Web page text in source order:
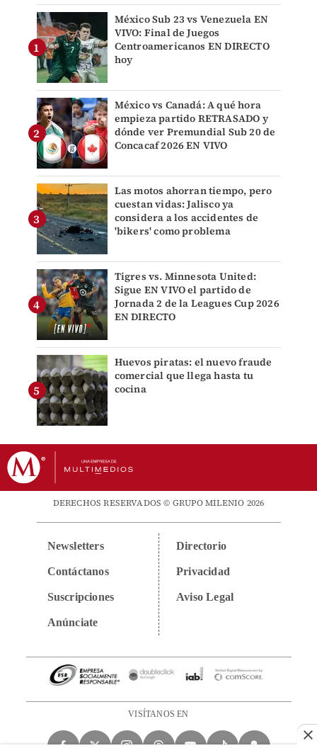
México Sub 23 vs Venezuela EN
VIVO: Final de Juegos
Centroamericanos EN DIRECTO
hoy
México vs Canadá: A qué hora
empieza partido RETRASADO y
dónde ver Premundial Sub 20 de
Concacaf 2026 EN VIVO
Las motos ahorran tiempo, pero
cuestan vidas: Jalisco ya
considera a los accidentes de
'bikers' como problema
Tigres vs. Minnesota United:
Sigue EN VIVO el partido de
Jornada 2 de la Leagues Cup 2026
EN DIRECTO
Huevos piratas: el nuevo fraude
comercial que llega hasta tu
cocina
DERECHOS RESERVADOS © GRUPO MILENIO 2026
Newsletters
Contáctanos
Suscripciones
Anúnciate
Directorio
Privacidad
Aviso Legal
VISÍTANOS EN